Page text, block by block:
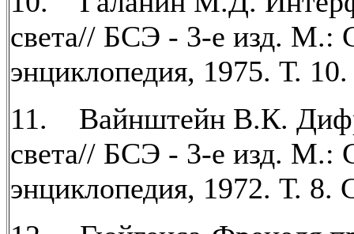
света// БСЭ - 3-е изд. М.:
энциклопедия, 1975. Т.
11. Вайнштейн В.К.
света// БСЭ - 3-е изд. М.:
энциклопедия, 1972. Т. 8.